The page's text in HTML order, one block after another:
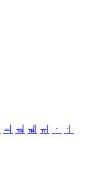
ㆉ ㆊ ㆋ ㆌ ㆍ
ㆎ